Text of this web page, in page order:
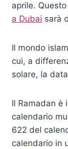
aprile.
a Dubai sarà
Il mondo
cui, a
solare, la
Il Ramadan è
calendario
622 del
calendario in